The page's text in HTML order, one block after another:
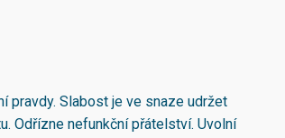
pravdy. Slabost je ve snaze udržet
Odřízne nefunkční přátelství. Uvolní